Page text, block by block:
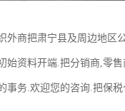
商把肃宁县及周边地区
资料开端.把分销商,零
务.欢迎您的咨询.把保